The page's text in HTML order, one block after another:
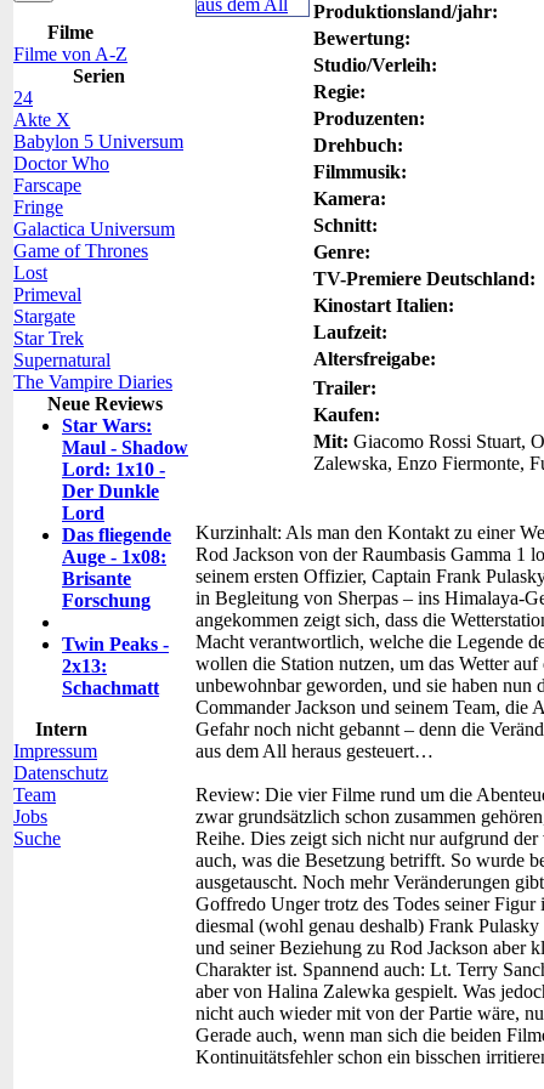
Filme
Filme von A-Z
Serien
24
Akte X
Babylon 5 Universum
Doctor Who
Farscape
Fringe
Galactica Universum
Game of Thrones
Lost
Primeval
Stargate
Star Trek
Supernatural
The Vampire Diaries
Neue Reviews
Star Wars:
Maul - Shadow
Lord: 1x10 -
Der Dunkle
Lord
Das fliegende
Auge - 1x08:
Brisante
Forschung
Twin Peaks -
2x13:
Schachmatt
Intern
Impressum
Datenschutz
Team
Jobs
Suche
Produktionsland/jahr:
Bewertung:
Studio/Verleih:
Regie:
Produzenten:
Drehbuch:
Filmmusik:
Kamera:
Schnitt:
Genre:
TV-Premiere Deutschland:
Kinostart Italien:
Laufzeit:
Altersfreigabe:
Trailer:
Kaufen:
Mit: Giacomo Rossi Stuart,
Zalewska, Enzo Fiermonte,
Kurzinhalt: Als man den Kontakt zu einer
Rod Jackson von der Raumbasis Gamma 1
seinem ersten Offizier, Captain Frank
in Begleitung von Sherpas – ins Himalaya-
angekommen zeigt sich, dass die
Macht verantwortlich, welche die Legende
wollen die Station nutzen, um das Wetter
unbewohnbar geworden, und sie haben nun
Commander Jackson und seinem Team, die
Gefahr noch nicht gebannt – denn die
aus dem All heraus gesteuert…
Review: Die vier Filme rund um die
zwar grundsätzlich schon zusammen
Reihe. Dies zeigt sich nicht nur aufgrund
auch, was die Besetzung betrifft. So wurde
ausgetauscht. Noch mehr Veränderungen
Goffredo Unger trotz des Todes seiner
diesmal (wohl genau deshalb) Frank
und seiner Beziehung zu Rod Jackson aber
Charakter ist. Spannend auch: Lt. Terry
aber von Halina Zalewka gespielt. Was
nicht auch wieder mit von der Partie wäre,
Gerade auch, wenn man sich die beiden
Kontinuitätsfehler schon ein bisschen